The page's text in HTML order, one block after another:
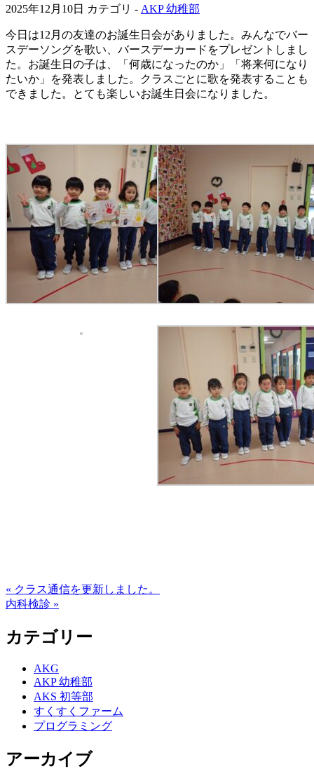
2025年12月10日 カテゴリ - AKP 幼稚部
今日は12月の友達のお誕生日会がありました。みんなでバー
スデーソングを歌い、バースデーカードをプレゼントしまし
た。お誕生日の子は、「何歳になったのか」「将来何になり
たいか」を発表しました。クラスごとに歌を発表することも
できました。とても楽しいお誕生日会になりました。
« クラス通信を更新しました。
内科検診 »
カテゴリー
AKG
AKP 幼稚部
AKS 初等部
すくすくファーム
プログラミング
アーカイブ